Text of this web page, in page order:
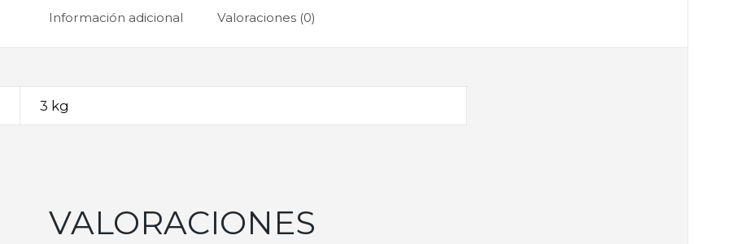
Información adicional Valoraciones (0)
3 kg
VALORACIONES